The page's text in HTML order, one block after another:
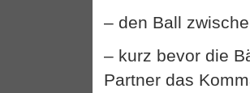
– den Ball
– kurz bevor die
Partner das